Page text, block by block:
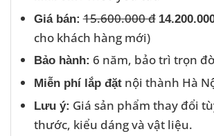
Giá bán: 15.600.000 đ
cho khách hàng mới)
Bảo hành: 6 năm, bảo trì trọn
Miễn phí lắp đặtnội thành Hà
Lưu ý: Giá sản phẩm thay đổi
thước, kiểu dáng và vật liệu.